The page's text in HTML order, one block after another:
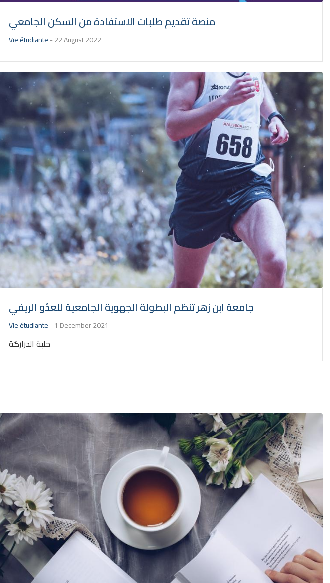
منصة تقديم طلبات الاستفادة من السكن الجامعي
Vie étudiante-22 August 2022
جامعة ابن زهر تنظم البطولة الجهوية الجامعية للعدْو الريفي
Vie étudiante-1 December 2021
حلبة الدرارگة